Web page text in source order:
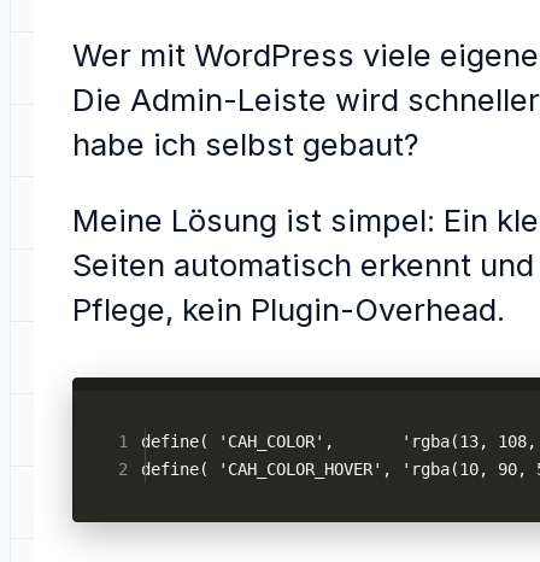
Wer mit WordPress viele
Die Admin-Leiste wird
habe ich selbst gebaut?
Meine Lösung ist simpel: Ein
Seiten automatisch erkennt
Pflege, kein Plugin-Overhead.
define( 'CAH_COLOR',       'rgba(13,
define( 'CAH_COLOR_HOVER', 'rgba(10,